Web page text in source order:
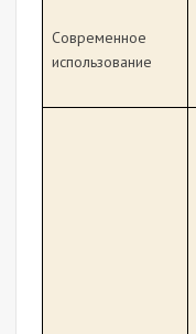
Современное
использование